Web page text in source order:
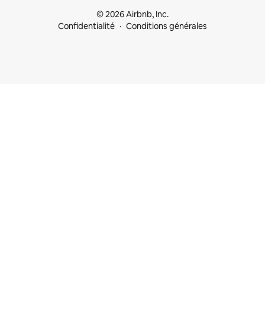
© 2026 Airbnb, Inc.
Confidentialité
Conditions générales